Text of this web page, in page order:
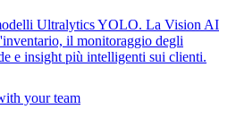
Ultralytics YOLO. La Vision AI
il monitoraggio degli
e insight più intelligenti sui clienti.